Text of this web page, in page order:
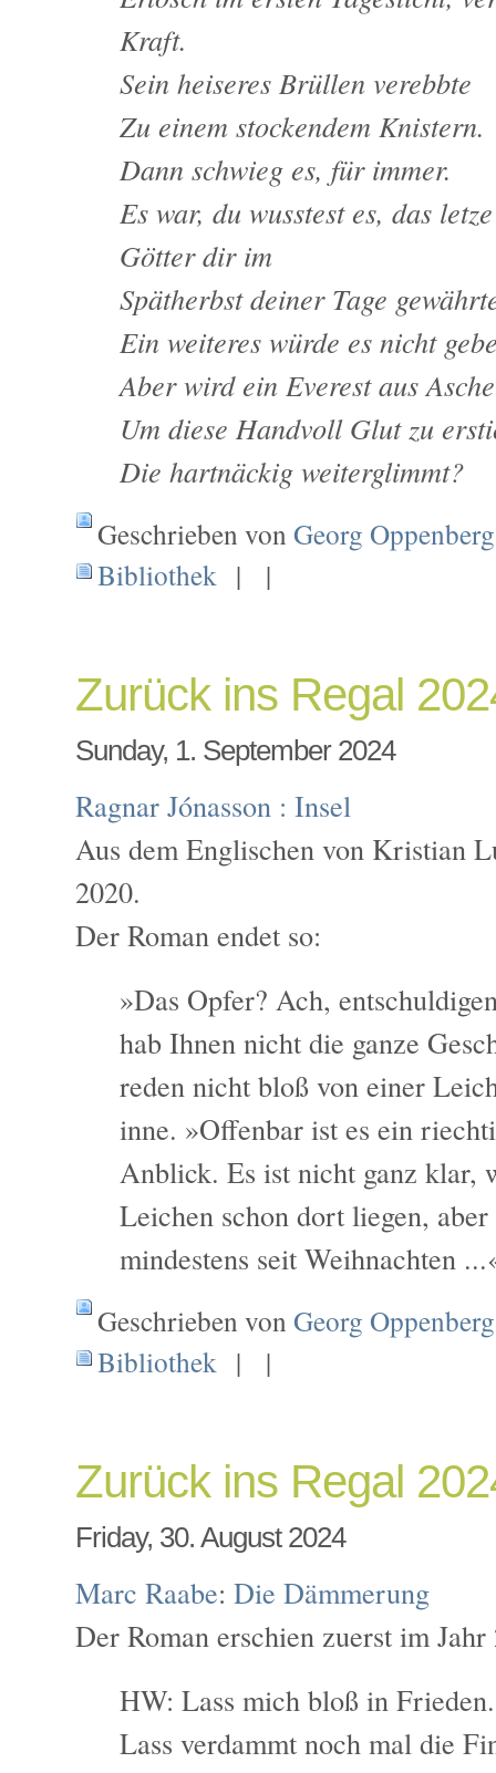
Kraft.
Sein heiseres Brüllen verebbte
Zu einem stockendem Knistern.
Dann schwieg es, für immer.
Es war, du wusstest es, das
Götter dir im
Spätherbst deiner Tage
Ein weiteres würde es nicht
Aber wird ein Everest aus
Um diese Handvoll Glut zu
Die hartnäckig weiterglimmt?
Geschrieben vonGeorg Oppenberg
Bibliothek | |
Zurück ins Regal
Sunday, 1. September 2024
Ragnar Jónasson :Insel
Aus dem Englischen von Kristian
2020.
Der Roman endet so:
»Das Opfer? Ach,
hab Ihnen nicht die ganze
reden nicht bloß von einer
inne. »Offenbar ist es ein
Anblick. Es ist nicht ganz klar,
Leichen schon dort liegen, aber
mindestens seit Weihnachten
Geschrieben vonGeorg Oppenberg
Bibliothek | |
Zurück ins Regal
Friday, 30. August 2024
Marc Raabe:Die Dämmerung
Der Roman erschien zuerst im
HW: Lass mich bloß in
Lass verdammt noch mal die